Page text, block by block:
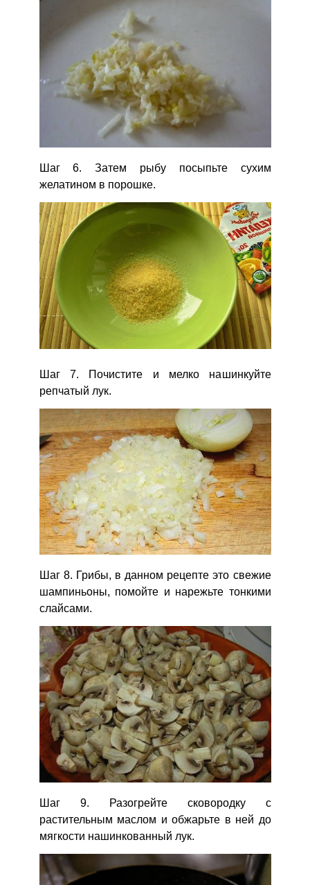
Шаг 6. Затем рыбу посыпьте сухим
желатином в порошке.
Шаг 7. Почистите и мелко нашинкуйте
репчатый лук.
Шаг 8. Грибы, в данном рецепте это свежие
шампиньоны, помойте и нарежьте тонкими
слайсами.
Шаг 9. Разогрейте сковородку с
растительным маслом и обжарьте в ней до
мягкости нашинкованный лук.